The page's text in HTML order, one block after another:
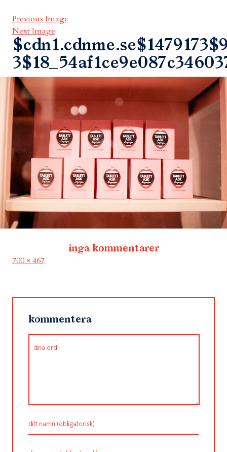
Previous Image
Next Image
inga kommentarer
Full
700 × 467
kommentera